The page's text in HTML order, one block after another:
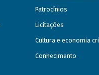
Patrocínios
Licitações
Cultura e economia
Conhecimento